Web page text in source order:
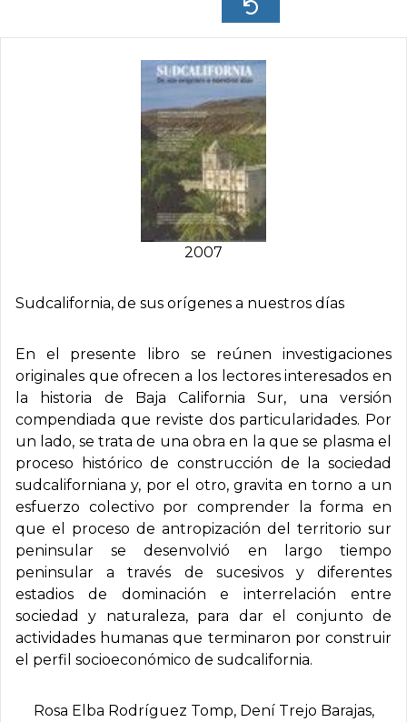
2007
Sudcalifornia, de sus orí­genes a nuestros dí­as
En el presente libro se reúnen investigaciones
originales que ofrecen a los lectores interesados en
la historia de Baja California Sur, una versión
compendiada que reviste dos particularidades. Por
un lado, se trata de una obra en la que se plasma el
proceso histórico de construcción de la sociedad
sudcaliforniana y, por el otro, gravita en torno a un
esfuerzo colectivo por comprender la forma en
que el proceso de antropización del territorio sur
peninsular se desenvolvió en largo tiempo
peninsular a través de sucesivos y diferentes
estadios de dominación e interrelación entre
sociedad y naturaleza, para dar el conjunto de
actividades humanas que terminaron por construir
el perfil socioeconómico de sudcalifornia.
Rosa Elba Rodrí­guez Tomp, Dení­ Trejo Barajas,